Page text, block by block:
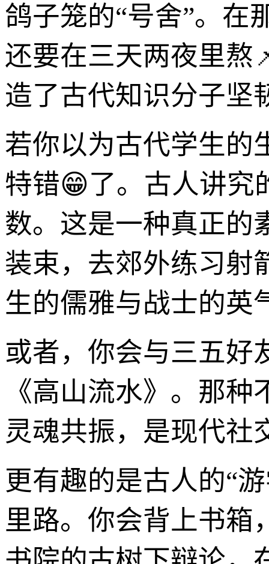
鸽子笼的“号舍”。在
还要在三天两夜里熬
造了古代知识分子坚
若你以为古代学生的
特错😁了。古人讲究
数。这是一种真正的
装束，去郊外练习射
生的儒雅与战士的英
或者，你会与三五好
《高山流水》。那
灵魂共振，是现代社
更有趣的是古人的“
里路。你会背上书箱